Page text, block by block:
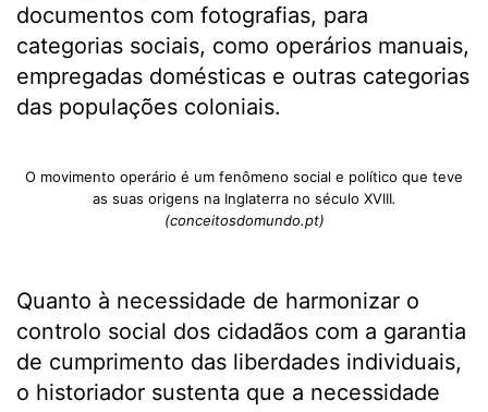
documentos com fotografias, para
categorias sociais, como operários manuais,
empregadas domésticas e outras categorias
das populações coloniais.
O movimento operário é um fenômeno social e político que teve
as suas origens na Inglaterra no século XVIII.
(conceitosdomundo.pt)
Quanto à necessidade de harmonizar o
controlo social dos cidadãos com a garantia
de cumprimento das liberdades individuais,
o historiador sustenta que a necessidade